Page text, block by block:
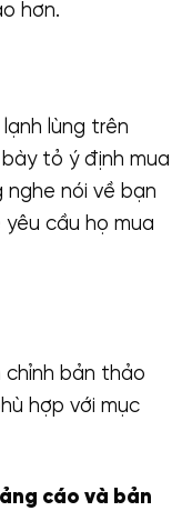
hơn.
lùng trên
tỏ ý định mua
nghe nói về bạn
cầu họ mua
bản thảo
hợp với mục
cáo và bản